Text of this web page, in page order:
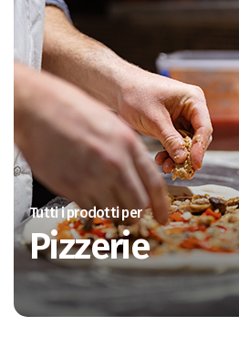
Tutti i prodotti per
Pizzerie